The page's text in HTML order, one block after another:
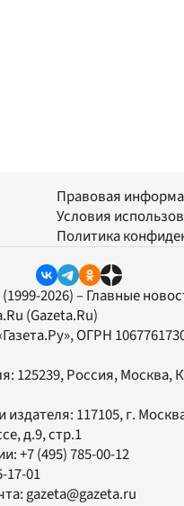
Правовая
Условия
Политика
2026) – Главные
(Gazeta.Ru)
, ОГРН
125239, Россия, Москва,
издателя: 117105, г.
д.9, стр.1
+7 (495) 785-00-12
17-01
gazeta@gazeta.ru